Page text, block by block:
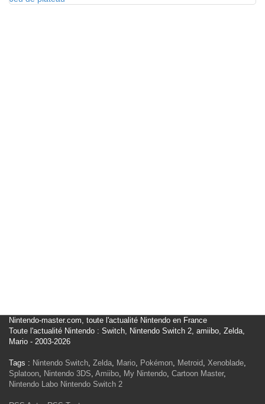
Nintendo-master.com, toute l'actualité Nintendo en France
Toute l'actualité Nintendo : Switch, Nintendo Switch 2, amiibo, Zelda,
Mario - 2003-2026
Tags : Nintendo Switch, Zelda, Mario, Pokémon, Metroid, Xenoblade,
Splatoon, Nintendo 3DS, Amiibo, My Nintendo, Cartoon Master,
Nintendo Labo Nintendo Switch 2